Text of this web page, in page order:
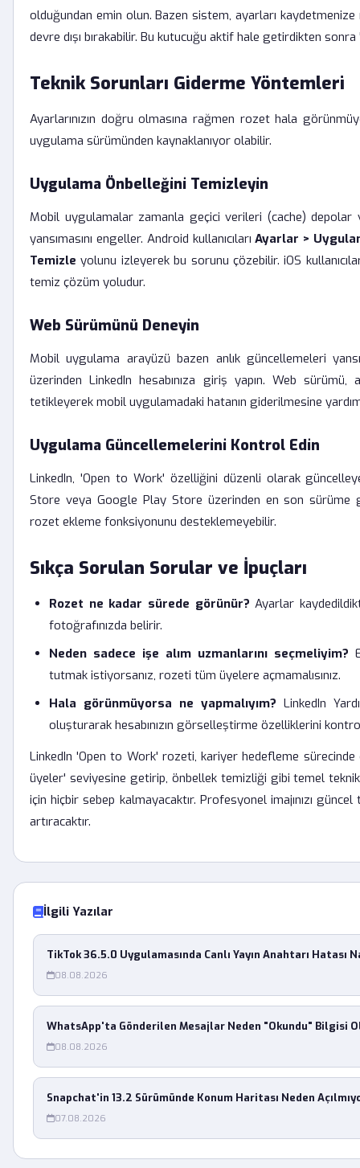
olduğundan emin olun. Bazen sistem, ayarları
devre dışı bırakabilir. Bu kutucuğu aktif hale getirdikten sonra
Teknik Sorunları Giderme Yöntemleri
Ayarlarınızın doğru olmasına rağmen rozet hala
uygulama sürümünden kaynaklanıyor olabilir.
Uygulama Önbelleğini Temizleyin
Mobil uygulamalar zamanla geçici verileri (cache)
yansımasını engeller. Android kullanıcılarıAyarlar >
Temizle yolunu izleyerek bu sorunu çözebilir. iOS
temiz çözüm yoludur.
Web Sürümünü Deneyin
Mobil uygulama arayüzü bazen anlık güncellemeleri
üzerinden LinkedIn hesabınıza giriş yapın. Web sürümü,
tetikleyerek mobil uygulamadaki hatanın giderilmesine
Uygulama Güncellemelerini Kontrol Edin
LinkedIn, 'Open to Work' özelliğini düzenli olarak
Store veya Google Play Store üzerinden en son sürüme
rozet ekleme fonksiyonunu desteklemeyebilir.
Sıkça Sorulan Sorular ve İpuçları
Rozet ne kadar sürede görünür? Ayarlar
fotoğrafınızda belirir.
Neden sadece işe alım uzmanlarını seçmeliyim?
tutmak istiyorsanız, rozeti tüm üyelere açmamalısınız.
Hala görünmüyorsa ne yapmalıyım? LinkedIn
oluşturarak hesabınızın görselleştirme özelliklerini
LinkedIn 'Open to Work' rozeti, kariyer hedefleme sürecinde
üyeler' seviyesine getirip, önbellek temizliği gibi temel
için hiçbir sebep kalmayacaktır. Profesyonel imajınızı
artıracaktır.
İlgili Yazılar
TikTok 36.5.0 Uygulamasında Canlı Yayın Anahtarı Hatası
08.08.2026
WhatsApp'ta Gönderilen Mesajlar Neden "Okundu" Bilgisi
08.08.2026
Snapchat'in 13.2 Sürümünde Konum Haritası Neden
07.08.2026